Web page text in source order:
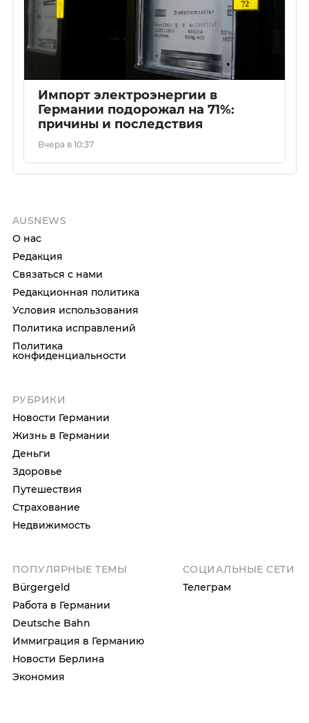
Импорт электроэнергии в
Германии подорожал на 71%:
причины и последствия
Вчера в 10:37
AUSNEWS
О нас
Редакция
Связаться с нами
Редакционная политика
Условия использования
Политика исправлений
Политика
конфиденциальности
РУБРИКИ
Новости Германии
Жизнь в Германии
Деньги
Здоровье
Путешествия
Страхование
Недвижимость
ПОПУЛЯРНЫЕ ТЕМЫ
Bürgergeld
Работа в Германии
Deutsche Bahn
Иммиграция в Германию
Новости Берлина
Экономия
СОЦИАЛЬНЫЕ СЕТИ
Телеграм